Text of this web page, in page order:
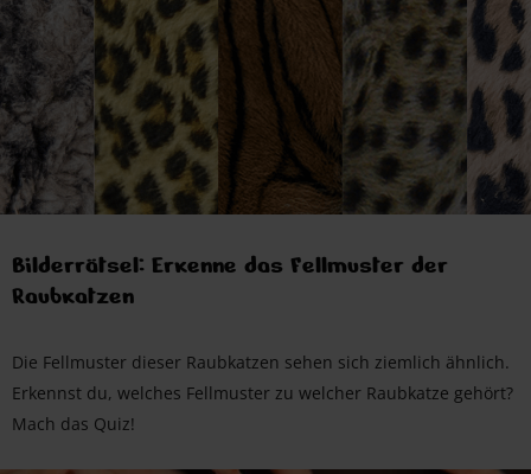
Bilderrätsel: Erkenne das Fellmuster der
Raubkatzen
Die Fellmuster dieser Raubkatzen sehen sich ziemlich ähnlich.
Erkennst du, welches Fellmuster zu welcher Raubkatze gehört?
Mach das Quiz!